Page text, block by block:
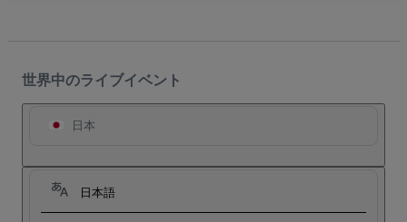
世界中のライブイベント
日本
日本語